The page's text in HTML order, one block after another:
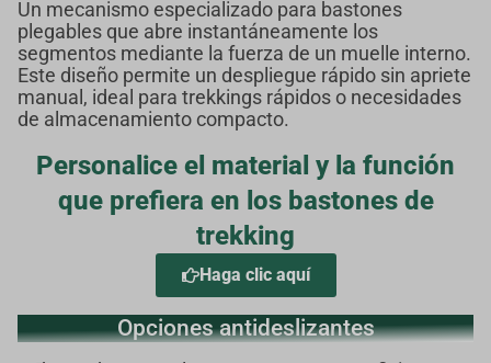
Un mecanismo especializado para bastones
plegables que abre instantáneamente los
segmentos mediante la fuerza de un muelle interno.
Este diseño permite un despliegue rápido sin apriete
manual, ideal para trekkings rápidos o necesidades
de almacenamiento compacto.
Personalice el material y la función
que prefiera en los bastones de
trekking
Haga clic aquí
Opciones antideslizantes